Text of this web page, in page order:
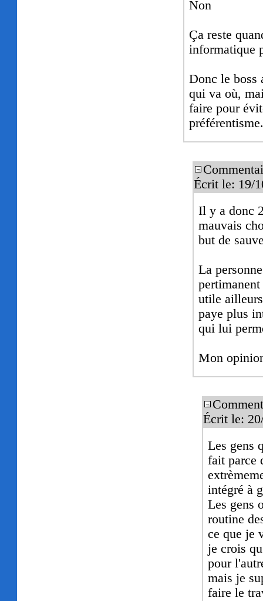
Non
Ça reste
informatique
Donc le boss
qui va où,
faire pour
Écrit le: 19/
Il y a donc
mauvais
but de
La
utile
paye plus
qui lui
Mon
Écrit le:
Les gens
fait parce
intégré à
Les gens
routine
ce que je
je crois
pour
mais je
faire le